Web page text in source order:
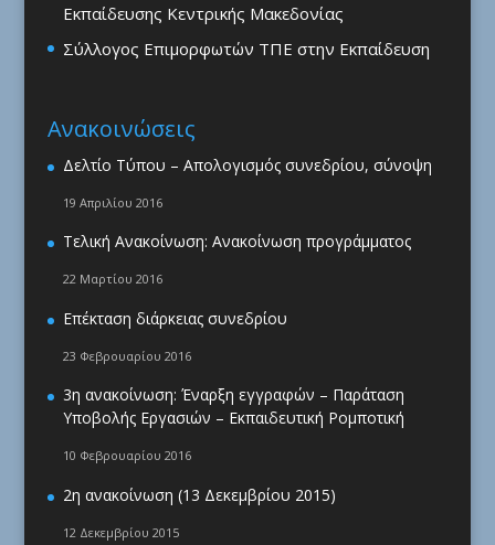
Εκπαίδευσης Κεντρικής Μακεδονίας
Σύλλογος Επιμορφωτών ΤΠΕ στην Εκπαίδευση
Ανακοινώσεις
Δελτίο Τύπου – Απολογισμός συνεδρίου, σύνοψη
19 Απριλίου 2016
Τελική Ανακοίνωση: Ανακοίνωση προγράμματος
22 Μαρτίου 2016
Επέκταση διάρκειας συνεδρίου
23 Φεβρουαρίου 2016
3η ανακοίνωση: Έναρξη εγγραφών – Παράταση
Υποβολής Εργασιών – Εκπαιδευτική Ρομποτική
10 Φεβρουαρίου 2016
2η ανακοίνωση (13 Δεκεμβρίου 2015)
12 Δεκεμβρίου 2015